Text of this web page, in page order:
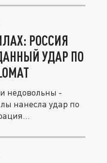
РОССИЯ
УДАР ПО
недовольны -
нанесла удар по